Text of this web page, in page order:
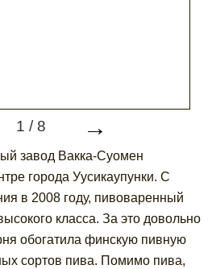
1 /8 →
завод Вакка-Суомен
города Уусикаупунки. С
в 2008 году, пивоваренный
класса. За это довольно
обогатила финскую пивную
сортов пива. Помимо пива,